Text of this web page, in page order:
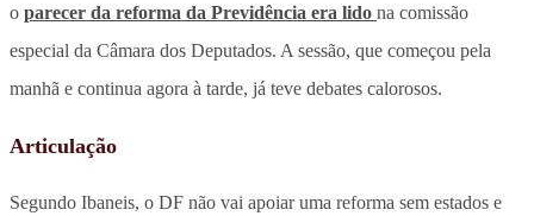
o parecer da reforma da Previdência era lido na comissão
especial da Câmara dos Deputados. A sessão, que começou pela
manhã e continua agora à tarde, já teve debates calorosos.
Articulação
Segundo Ibaneis, o DF não vai apoiar uma reforma sem estados e